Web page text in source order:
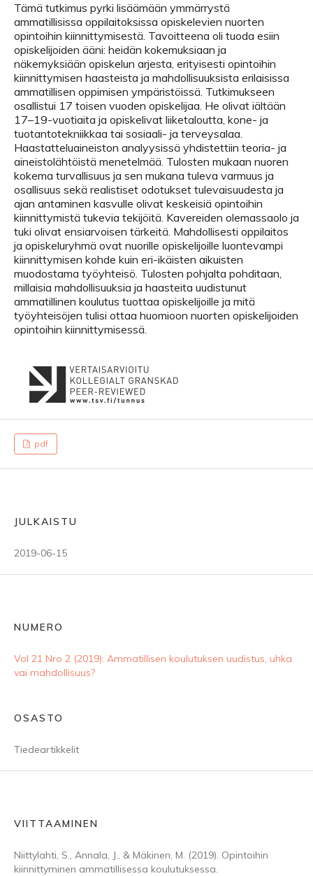
Tämä tutkimus pyrki lisäämään ymmärrystä
ammatillisissa oppilaitoksissa opiskelevien nuorten
opintoihin kiinnittymisestä. Tavoitteena oli tuoda esiin
opiskelijoiden ääni: heidän kokemuksiaan ja
näkemyksiään opiskelun arjesta, erityisesti opintoihin
kiinnittymisen haasteista ja mahdollisuuksista erilaisissa
ammatillisen oppimisen ympäristöissä. Tutkimukseen
osallistui 17 toisen vuoden opiskelijaa. He olivat iältään
17–19-vuotiaita ja opiskelivat liiketaloutta, kone- ja
tuotantotekniikkaa tai sosiaali- ja terveysalaa.
Haastatteluaineiston analyysissä yhdistettiin teoria- ja
aineistolähtöistä menetelmää. Tulosten mukaan nuoren
kokema turvallisuus ja sen mukana tuleva varmuus ja
osallisuus sekä realistiset odotukset tulevaisuudesta ja
ajan antaminen kasvulle olivat keskeisiä opintoihin
kiinnittymistä tukevia tekijöitä. Kavereiden olemassaolo ja
tuki olivat ensiarvoisen tärkeitä. Mahdollisesti oppilaitos
ja opiskeluryhmä ovat nuorille opiskelijoille luontevampi
kiinnittymisen kohde kuin eri-ikäisten aikuisten
muodostama työyhteisö. Tulosten pohjalta pohditaan,
millaisia mahdollisuuksia ja haasteita uudistunut
ammatillinen koulutus tuottaa opiskelijoille ja mitä
työyhteisöjen tulisi ottaa huomioon nuorten opiskelijoiden
opintoihin kiinnittymisessä.
pdf
JULKAISTU
2019-06-15
NUMERO
Vol 21 Nro 2 (2019): Ammatillisen koulutuksen uudistus, uhka
vai mahdollisuus?
OSASTO
Tiedeartikkelit
VIITTAAMINEN
Niittylahti, S., Annala, J., & Mäkinen, M. (2019). Opintoihin
kiinnittyminen ammatillisessa koulutuksessa.